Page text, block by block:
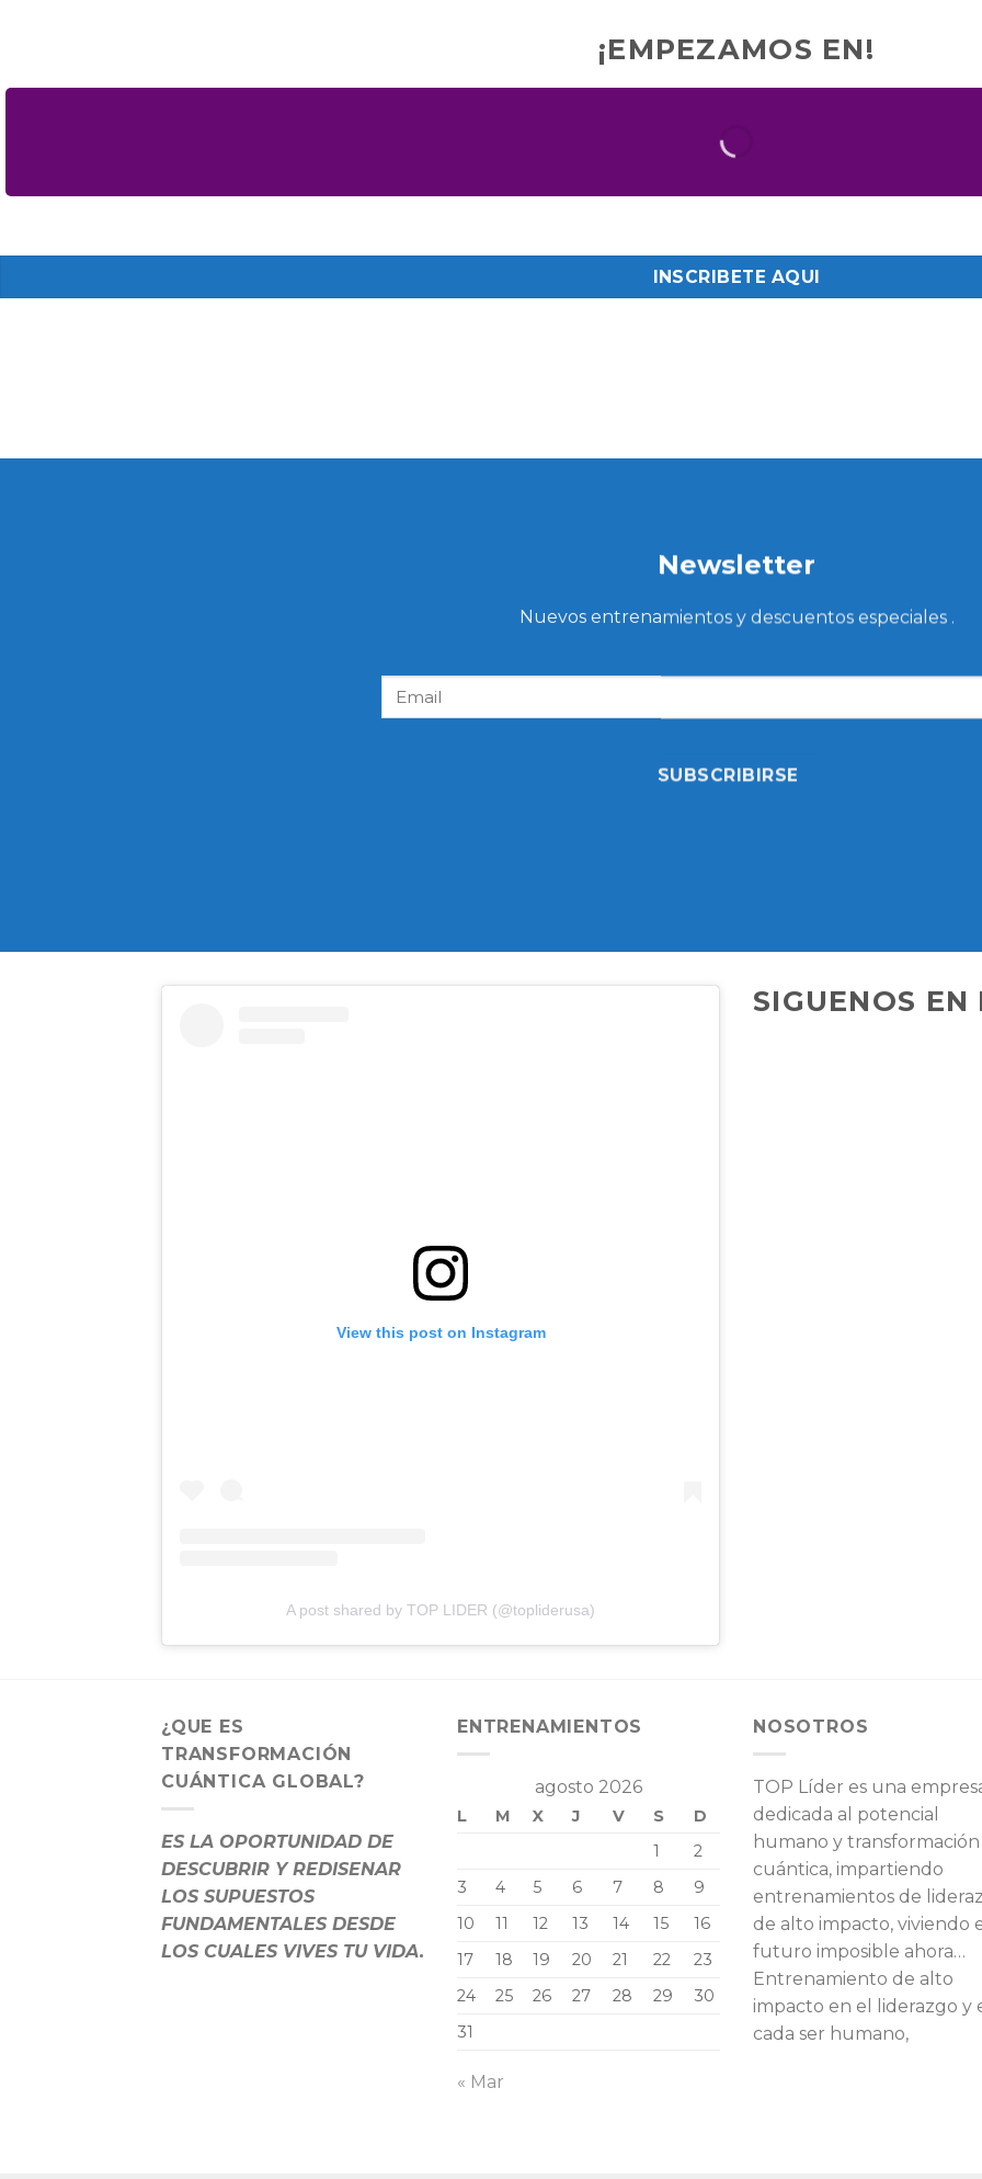
¡EMPEZAMOS EN!
INSCRIBETE AQUI
Newsletter
Nuevos entrenamientos y descuentos especiales .
SUBSCRIBIRSE
View this post on Instagram
A post shared by TOP LIDER (@topliderusa)
SIGUENOS EN
¿QUE ES
TRANSFORMACIÓN
CUÁNTICA GLOBAL?
ES LA OPORTUNIDAD DE
DESCUBRIR Y REDISENAR
LOS SUPUESTOS
FUNDAMENTALES DESDE
LOS CUALES VIVES TU VIDA.
ENTRENAMIENTOS
agosto 2026
L M X J V S
D
1
2
3
4 5 6 7 8
9
10
11 12 13 14 15
16
17
18 19 20 21 22
23
24
25 26 27 28 29
30
31
« Mar
NOSOTROS
TOP Líder es una
dedicada al potencial
humano y transformación
cuántica, impartiendo
entrenamientos de
de alto impacto, viviendo
futuro imposible ahora…
Entrenamiento de alto
impacto en el liderazgo y
cada ser humano,